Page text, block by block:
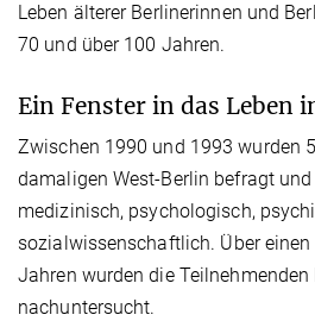
Leben älterer Berlinerinnen und
70 und über 100 Jahren.
Ein Fenster in das Leben
Zwischen 1990 und 1993 wurden
damaligen West-Berlin befragt
medizinisch, psychologisch,
sozialwissenschaftlich. Über
Jahren wurden die Teilnehmenden
nachuntersucht.